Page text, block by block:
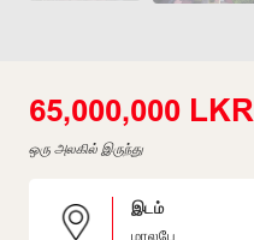
65,000,000 LKR
ஒரு அலகில் இருந்து
இடம்
மாலபே